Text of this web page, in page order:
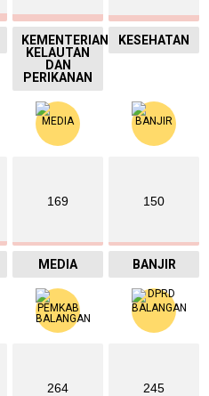
KEMENTERIAN
KELAUTAN
DAN
PERIKANAN
KESEHATAN
169
MEDIA
150
BANJIR
264 245